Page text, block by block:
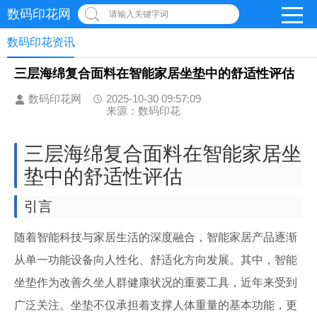
数码印花网 请输入关键字词
数码印花资讯
三层海绵复合面料在智能家居坐垫中的舒适性评估
数码印花网
2025-10-30 09:57:09
来源：数码印花
三层海绵复合面料在智能家居坐
垫中的舒适性评估
引言
随着智能科技与家居生活的深度融合，智能家居产品逐渐
从单一功能设备向人性化、舒适化方向发展。其中，智能
坐垫作为改善久坐人群健康状况的重要工具，近年来受到
广泛关注。坐垫不仅承担着支撑人体重量的基本功能，更